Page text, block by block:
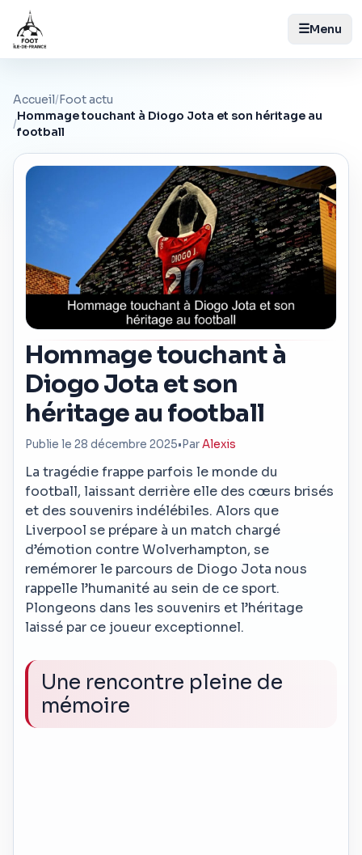
☰Menu
Accueil/Foot actu
/
Hommage touchant à Diogo Jota et son héritage au
football
Hommage touchant à
Diogo Jota et son
héritage au football
Publie le 28 décembre 2025• ParAlexis
La tragédie frappe parfois le monde du
football, laissant derrière elle des cœurs brisés
et des souvenirs indélébiles. Alors que
Liverpool se prépare à un match chargé
d’émotion contre Wolverhampton, se
remémorer le parcours de Diogo Jota nous
rappelle l’humanité au sein de ce sport.
Plongeons dans les souvenirs et l’héritage
laissé par ce joueur exceptionnel.
Une rencontre pleine de
mémoire